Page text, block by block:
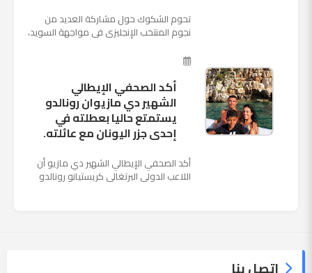
تحوم الشكوك حول مشاركة العديد من
نجوم المنتخب الإنجليزى فى مواجهة السويد،
ملعب "كوزموس آ...
أكد الصحفي الإيطالي
الشهير دي مازيوان رونالدو
يستمتع حاليا بعطلته في
إحدى جزر اليونان مع عائلته.
أكد الصحفي الإيطالي الشهير دي مازيو أن
اللاعب الدولي البرتغالي كريستيانو رونالدو
اتصل بنا